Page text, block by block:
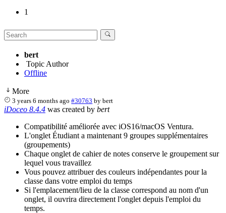
1
bert
Topic Author
Offline
More
3 years 6 months ago #30763 bybert
iDoceo 8.4.4 was created by bert
Compatibilité améliorée avec iOS16/macOS Ventura.
L'onglet Étudiant a maintenant 9 groupes supplémentaires
(groupements)
Chaque onglet de cahier de notes conserve le groupement sur
lequel vous travaillez
Vous pouvez attribuer des couleurs indépendantes pour la
classe dans votre emploi du temps
Si l'emplacement/lieu de la classe correspond au nom d'un
onglet, il ouvrira directement l'onglet depuis l'emploi du
temps.